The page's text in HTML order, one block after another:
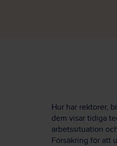
Hur har rektorer,
dem visar tidiga
arbetssituation
Försäkring för att